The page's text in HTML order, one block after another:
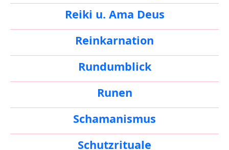
Reiki u. Ama Deus
Reinkarnation
Rundumblick
Runen
Schamanismus
Schutzrituale